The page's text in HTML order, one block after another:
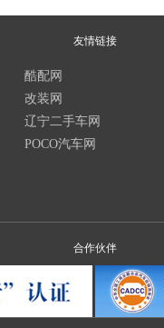
友情链接
酷配网
改装网
辽宁二手车网
POCO汽车网
合作伙伴